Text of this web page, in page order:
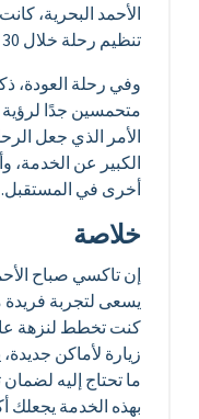
الأحمد البحرية،
تنظيم رحلة خلال 30 دقيقة فقط.
وفي رحلة العودة،
متحمسين جدًا لرؤية
الأمر الذي جعل
الكبير عن الخدمة،
أخرى في المستقبل.
خلاصة
إن تاكسي صباح
يسعى لتجربة فريدة
كنت تخطط لنزهة
زيارة لأماكن
ما تحتاج إليه
بهذه الخدمة يجعلك